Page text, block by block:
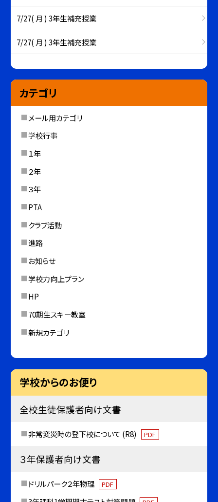
7/27( 月 ) 3年生補充授業
7/27( 月 ) 3年生補充授業
カテゴリ
メール用カテゴリ
学校行事
１年
２年
３年
PTA
クラブ活動
進路
お知らせ
学校力向上プラン
HP
70期生スキー教室
新規カテゴリ
学校からのお便り
全校生徒保護者向け文書
非常変災時の登下校について (R8) PDF
３年保護者向け文書
ドリルパーク２年物理 PDF